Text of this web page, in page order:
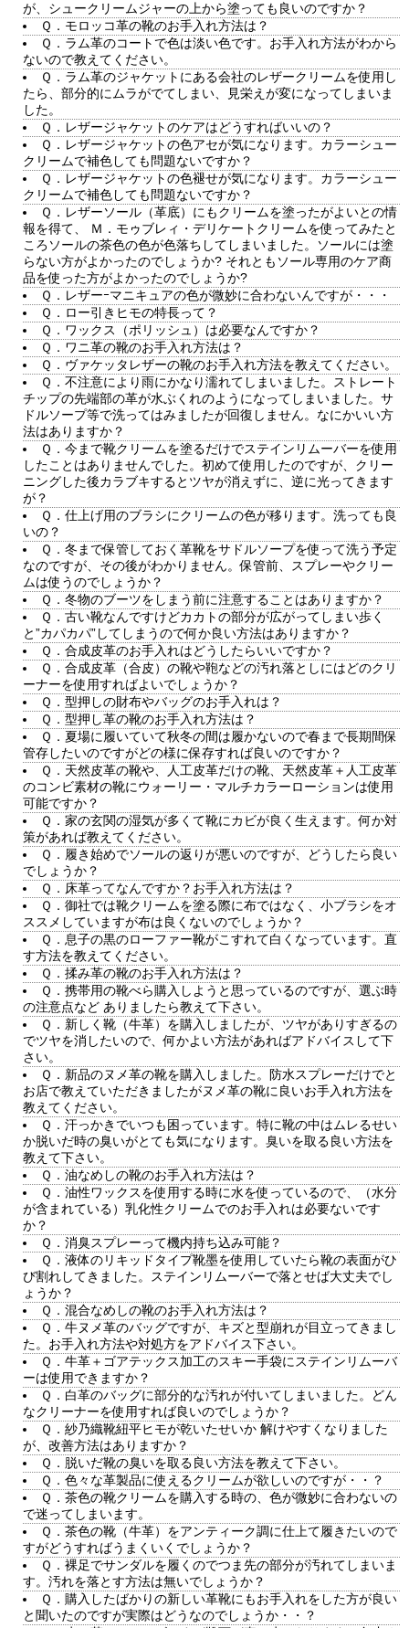
が、シュークリームジャーの上から塗っても良いのですか？
Ｑ．モロッコ革の靴のお手入れ方法は？
Ｑ．ラム革のコートで色は淡い色です。お手入れ方法がわから
ないので教えてください。
Ｑ．ラム革のジャケットにある会社のレザークリームを使用し
たら、部分的にムラがでてしまい、見栄えが変になってしまいま
した。
Ｑ．レザージャケットのケアはどうすればいいの？
Ｑ．レザージャケットの色アセが気になります。カラーシュー
クリームで補色しても問題ないですか？
Ｑ．レザージャケットの色褪せが気になります。カラーシュー
クリームで補色しても問題ないですか？
Ｑ．レザーソール（革底）にもクリームを塗ったがよいとの情
報を得て、 Ｍ．モゥブレィ・デリケートクリームを使ってみたと
ころソールの茶色の色が色落ちしてしまいました。ソールには塗
らない方がよかったのでしょうか? それともソール専用のケア商
品を使った方がよかったのでしょうか?
Ｑ．レザーｰマニキュアの色が微妙に合わないんですが・・・
Ｑ．ロー引きヒモの特長って？
Ｑ．ワックス（ポリッシュ）は必要なんですか？
Ｑ．ワニ革の靴のお手入れ方法は？
Ｑ．ヴァケッタレザーの靴のお手入れ方法を教えてください。
Ｑ．不注意により雨にかなり濡れてしまいました。ストレート
チップの先端部の革が水ぶくれのようになってしまいました。サ
ドルソープ等で洗ってはみましたが回復しません。なにかいい方
法はありますか？
Ｑ．今まで靴クリームを塗るだけでステインリムーバーを使用
したことはありませんでした。初めて使用したのですが、クリー
ニングした後カラブキするとツヤが消えずに、逆に光ってきます
が？
Ｑ．仕上げ用のブラシにクリームの色が移ります。洗っても良
いの？
Ｑ．冬まで保管しておく革靴をサドルソープを使って洗う予定
なのですが、その後がわかりません。保管前、スプレーやクリー
ムは使うのでしょうか？
Ｑ．冬物のブーツをしまう前に注意することはありますか？
Ｑ．古い靴なんですけどカカトの部分が広がってしまい歩く
と”カパカパ”してしまうので何か良い方法はありますか？
Ｑ．合成皮革のお手入れはどうしたらいいですか？
Ｑ．合成皮革（合皮）の靴や鞄などの汚れ落としにはどのクリ
ーナーを使用すればよいでしょうか？
Ｑ．型押しの財布やバッグのお手入れは？
Ｑ．型押し革の靴のお手入れ方法は？
Ｑ．夏場に履いていて秋冬の間は履かないので春まで長期間保
管存したいのですがどの様に保存すれば良いのですか？
Ｑ．天然皮革の靴や、人工皮革だけの靴、天然皮革＋人工皮革
のコンビ素材の靴にウォーリー・マルチカラーローションは使用
可能ですか？
Ｑ．家の玄関の湿気が多くて靴にカビが良く生えます。何か対
策があれば教えてください。
Ｑ．履き始めでソールの返りが悪いのですが、どうしたら良い
でしょうか？
Ｑ．床革ってなんですか？お手入れ方法は？
Ｑ．御社では靴クリームを塗る際に布ではなく、小ブラシをオ
ススメしていますが布は良くないのでしょうか？
Ｑ．息子の黒のローファー靴がこすれて白くなっています。直
す方法を教えてください。
Ｑ．揉み革の靴のお手入れ方法は？
Ｑ．携帯用の靴べら購入しようと思っているのですが、選ぶ時
の注意点など ありましたら教えて下さい。
Ｑ．新しく靴（牛革）を購入しましたが、ツヤがありすぎるの
でツヤを消したいので、何かよい方法があればアドバイスして下
さい。
Ｑ．新品のヌメ革の靴を購入しました。防水スプレーだけでと
お店で教えていただきましたがヌメ革の靴に良いお手入れ方法を
教えてください。
Ｑ．汗っかきでいつも困っています。特に靴の中はムレるせい
か脱いだ時の臭いがとても気になります。臭いを取る良い方法を
教えて下さい。
Ｑ．油なめしの靴のお手入れ方法は？
Ｑ．油性ワックスを使用する時に水を使っているので、（水分
が含まれている）乳化性クリームでのお手入れは必要ないです
か？
Ｑ．消臭スプレーって機内持ち込み可能？
Ｑ．液体のリキッドタイプ靴墨を使用していたら靴の表面がひ
び割れしてきました。ステインリムーバーで落とせば大丈夫でし
ょうか？
Ｑ．混合なめしの靴のお手入れ方法は？
Ｑ．牛ヌメ革のバッグですが、キズと型崩れが目立ってきまし
た。お手入れ方法や対処方をアドバイス下さい。
Ｑ．牛革＋ゴアテックス加工のスキー手袋にステインリムーバ
ーは使用できますか？
Ｑ．白革のバッグに部分的な汚れが付いてしまいました。どん
なクリーナーを使用すれば良いのでしょうか？
Ｑ．紗乃織靴紐平ヒモが乾いたせいか 解けやすくなりました
が、改善方法はありますか？
Ｑ．脱いだ靴の臭いを取る良い方法を教えて下さい。
Ｑ．色々な革製品に使えるクリームが欲しいのですが・・？
Ｑ．茶色の靴クリームを購入する時の、色が微妙に合わないの
で迷ってしまいます。
Ｑ．茶色の靴（牛革）をアンティーク調に仕上て履きたいので
すがどうすればうまくいくでしょうか？
Ｑ．裸足でサンダルを履くのでつま先の部分が汚れてしまいま
す。汚れを落とす方法は無いでしょうか？
Ｑ．購入したばかりの新しい革靴にもお手入れをした方が良い
と聞いたのですが実際はどうなのでしょうか・・？